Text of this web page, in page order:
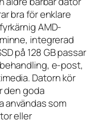
bra för enklare
AMD-
integrerad
på 128 GB passar
e-post,
Datorn kör
den goda
användas som
eller